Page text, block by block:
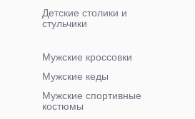
Детские столики и
стульчики
Мужские кроссовки
Мужские кеды
Мужские спортивные
костюмы